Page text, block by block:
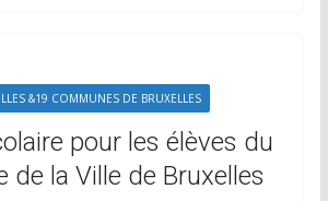
&19 COMMUNES DE BRUXELLES
pour les élèves du
de la Ville de Bruxelles